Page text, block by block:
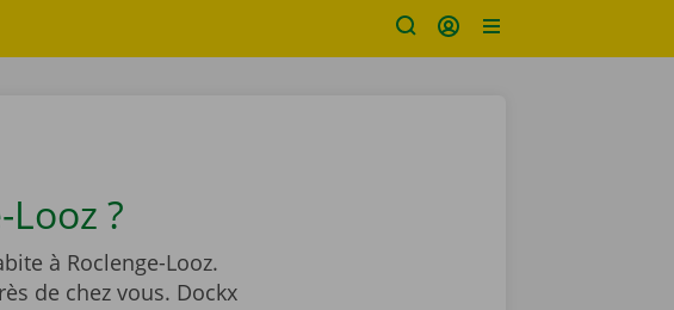
?
à Roclenge-Looz.
de chez vous. Dockx